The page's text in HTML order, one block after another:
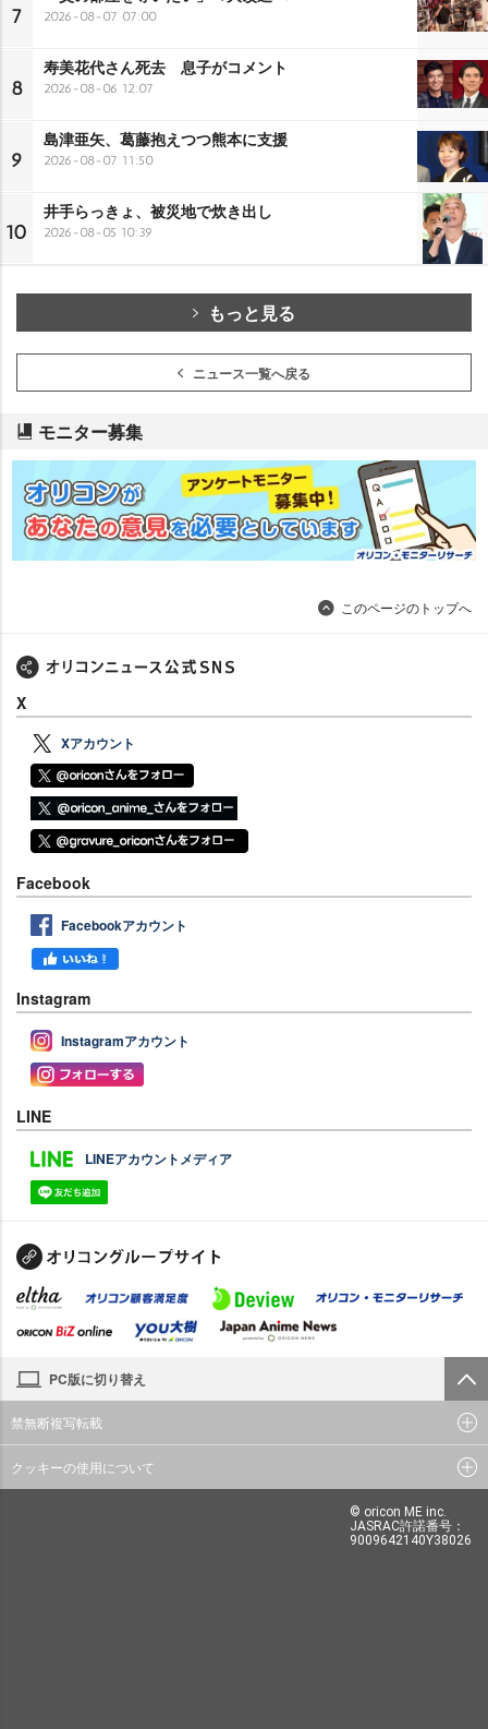
7 2026-08-07 07:00
8
寿美花代さん死去 息子がコメント
2026-08-06 12:07
9
島津亜矢、葛藤抱えつつ熊本に支援
2026-08-07 11:50
10
井手らっきょ、被災地で炊き出し
2026-08-05 10:39
もっと見る
ニュース一覧へ戻る
モニター募集
このページのトップへ
X
Xアカウント
Facebook
Facebookアカウント
Instagram
Instagramアカウント
LINE
LINEアカウントメディア
PC版に切り替え
禁無断複写転載
クッキーの使用について
© oricon ME inc.
JASRAC許諾番号：
9009642140Y38026